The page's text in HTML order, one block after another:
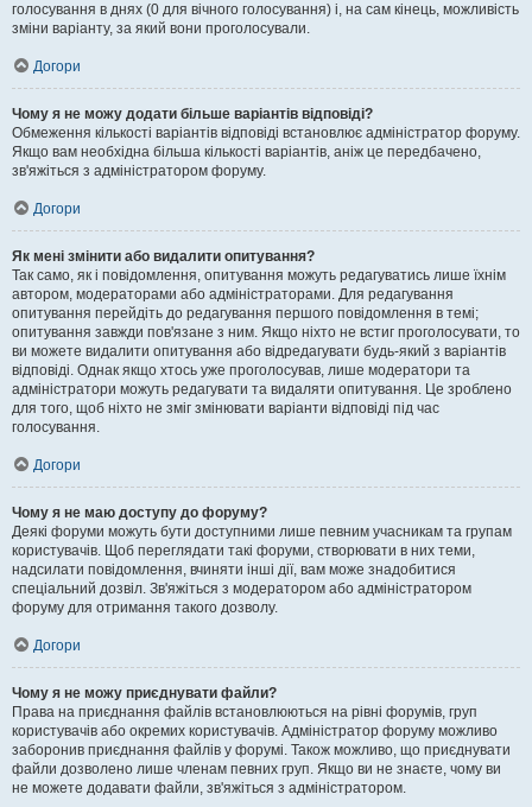
голосування в днях (0 для вічного голосування) і, на сам кінець, можливість
зміни варіанту, за який вони проголосували.
Догори
Чому я не можу додати більше варіантів відповіді?
Обмеження кількості варіантів відповіді встановлює адміністратор форуму.
Якщо вам необхідна більша кількості варіантів, аніж це передбачено,
зв'яжіться з адміністратором форуму.
Догори
Як мені змінити або видалити опитування?
Так само, як і повідомлення, опитування можуть редагуватись лише їхнім
автором, модераторами або адміністраторами. Для редагування
опитування перейдіть до редагування першого повідомлення в темі;
опитування завжди пов'язане з ним. Якщо ніхто не встиг проголосувати, то
ви можете видалити опитування або відредагувати будь-який з варіантів
відповіді. Однак якщо хтось уже проголосував, лише модератори та
адміністратори можуть редагувати та видаляти опитування. Це зроблено
для того, щоб ніхто не зміг змінювати варіанти відповіді під час
голосування.
Догори
Чому я не маю доступу до форуму?
Деякі форуми можуть бути доступними лише певним учасникам та групам
користувачів. Щоб переглядати такі форуми, створювати в них теми,
надсилати повідомлення, вчиняти інші дії, вам може знадобитися
спеціальний дозвіл. Зв'яжіться з модератором або адміністратором
форуму для отримання такого дозволу.
Догори
Чому я не можу приєднувати файли?
Права на приєднання файлів встановлюються на рівні форумів, груп
користувачів або окремих користувачів. Адміністратор форуму можливо
заборонив приєднання файлів у форумі. Також можливо, що приєднувати
файли дозволено лише членам певних груп. Якщо ви не знаєте, чому ви
не можете додавати файли, зв'яжіться з адміністратором.